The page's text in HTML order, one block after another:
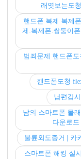
래엿보는도
핸드폰 복제 복제
제.복제폰.쌍둥이
범죄문제 핸드폰
핸드폰도청
남편감
남의 스마트폰 몰
다운로
불륜외도증거 | 카
스마트폰 해킹 실